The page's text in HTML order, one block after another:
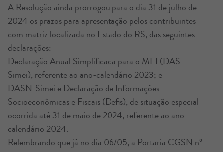
A Resolução ainda prorrogou para o dia 31 de julho de
2024 os prazos para apresentação pelos contribuintes
com matriz localizada no Estado do RS, das seguintes
declarações:
Declaração Anual Simplificada para o MEI (DAS-
Simei), referente ao ano-calendário 2023; e
DASN-Simei e Declaração de Informações
Socioeconômicas e Fiscais (Defis), de situação especial
ocorrida até 31 de maio de 2024, referente ao ano-
calendário 2024.
Relembrando que já no dia 06/05, a Portaria CGSN nº